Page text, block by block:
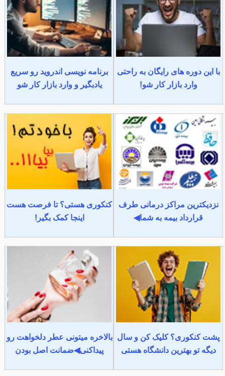
با این دوره های رایگان به راحتی
وارد بازار کار شو!
برنامه نویسی اندروید رو سریع
یادبگیر و وارد بازار کار شو
نزدیکترین مراکز درمانی طرف
قرارداد بیمه به شما◀
کنکوری هستی؟ تا فرصت هست
اینجا کمک بگیر!
پشت کنکوری؟ کلیک کن و سال
دیگه تو بهترین دانشگاه هستی
بالاخره میتونی عطر دلخواهت رو
پیداکنی◀ضمانت اصل بودن